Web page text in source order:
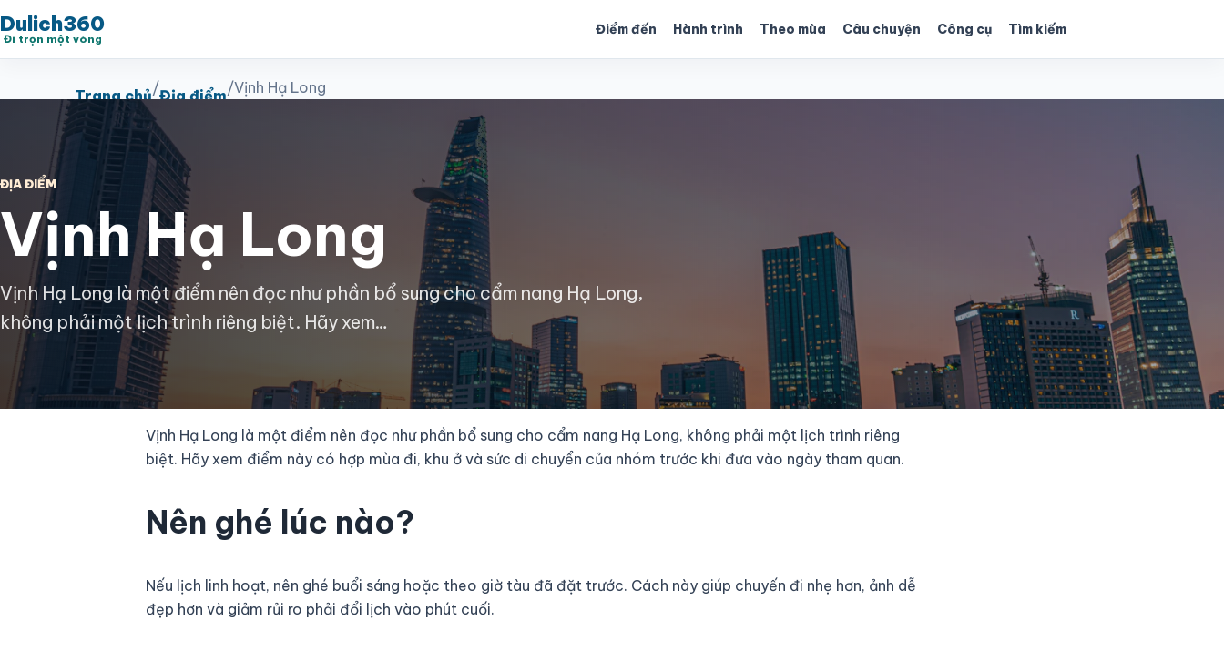
Dulich360
Đi trọn một vòng
Điểm đến Hành trình Theo mùa Câu chuyện Công cụ Tìm kiếm
Trang chủ/Địa điểm/Vịnh Hạ Long
ĐỊA ĐIỂM
Vịnh Hạ Long
Vịnh Hạ Long là một điểm nên đọc như phần bổ sung cho cẩm nang Hạ Long,
không phải một lịch trình riêng biệt. Hãy xem…
Vịnh Hạ Long là một điểm nên đọc như phần bổ sung cho cẩm nang Hạ Long, không phải một lịch trình riêng
biệt. Hãy xem điểm này có hợp mùa đi, khu ở và sức di chuyển của nhóm trước khi đưa vào ngày tham quan.
Nên ghé lúc nào?
Nếu lịch linh hoạt, nên ghé buổi sáng hoặc theo giờ tàu đã đặt trước. Cách này giúp chuyến đi nhẹ hơn, ảnh dễ
đẹp hơn và giảm rủi ro phải đổi lịch vào phút cuối.